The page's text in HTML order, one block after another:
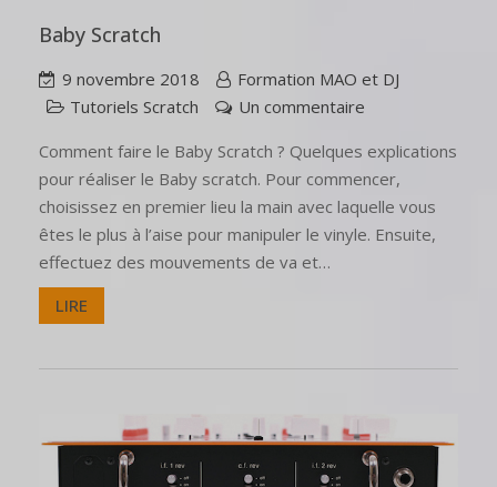
Baby Scratch
9 novembre 2018
Formation MAO et DJ
Tutoriels Scratch
Un commentaire
Comment faire le Baby Scratch ? Quelques explications
pour réaliser le Baby scratch. Pour commencer,
choisissez en premier lieu la main avec laquelle vous
êtes le plus à l’aise pour manipuler le vinyle. Ensuite,
effectuez des mouvements de va et…
LIRE